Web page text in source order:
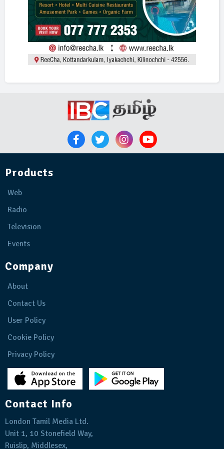
Products
Web
Radio
Television
Events
Company
About
Contact Us
User Policy
Cookie Policy
Privacy Policy
Contact Info
London Tamil Media Ltd.
Unit 1, 10 Stonefield Way,
Ruislip, Middlesex,